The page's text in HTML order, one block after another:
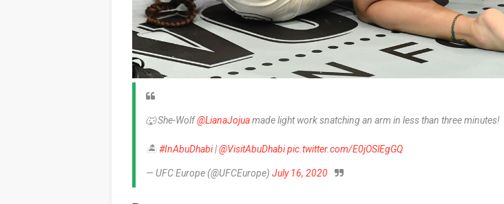
🐺 She-Wolf@LianaJojuamade light work snatching an arm in less than three minutes!
🏝️#InAbuDhabi|@VisitAbuDhabipic.twitter.com/E0jOSlEgGQ
— UFC Europe (@UFCEurope) July 16, 2020